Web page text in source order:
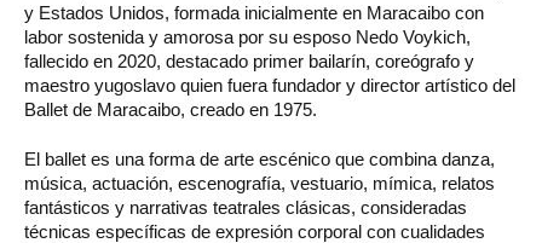
y Estados Unidos, formada inicialmente en Maracaibo con
labor sostenida y amorosa por su esposo Nedo Voykich,
fallecido en 2020, destacado primer bailarín, coreógrafo y
maestro yugoslavo quien fuera fundador y director artístico del
Ballet de Maracaibo, creado en 1975.
El ballet es una forma de arte escénico que combina danza,
música, actuación, escenografía, vestuario, mímica, relatos
fantásticos y narrativas teatrales clásicas, consideradas
técnicas específicas de expresión corporal con cualidades